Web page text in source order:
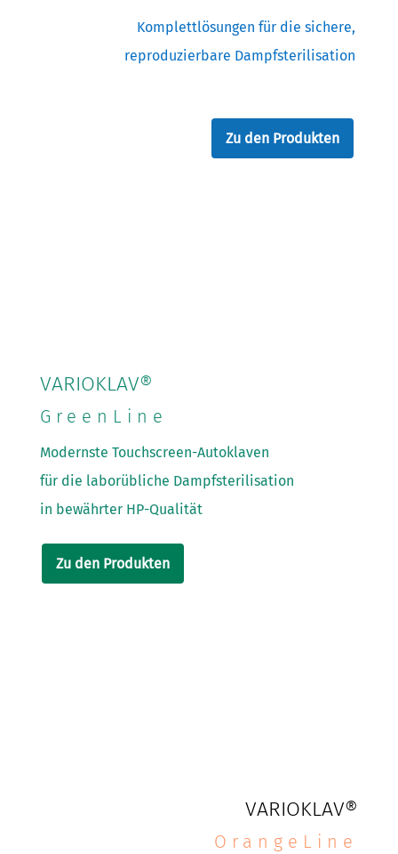
Komplettlösungen für die sichere,
reproduzierbare Dampfsterilisation
Zu den Produkten
VARIOKLAV®
GreenLine
Modernste Touchscreen-Autoklaven
für die laborübliche Dampfsterilisation
in bewährter HP-Qualität
Zu den Produkten
VARIOKLAV®
OrangeLine